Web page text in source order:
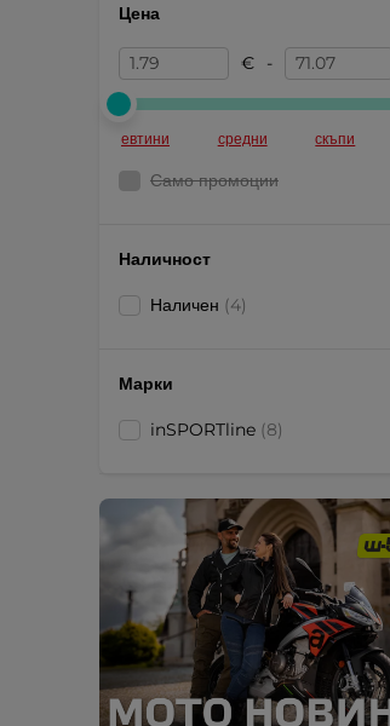
Цена
€ -
евтини средни скъпи
Само промоции
Наличност
Наличен (4)
Марки
inSPORTline (8)